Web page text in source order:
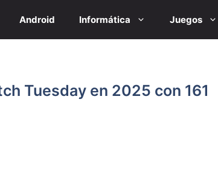
Android Informática Juegos
Tuesday en 2025 con 161